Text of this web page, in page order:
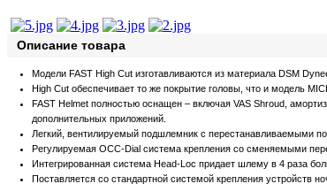
Описание товара
Модели FAST High Cut изготавливаются из материала DSM
High Cut обеспечивает то же покрытие головы, что и модель
FAST Helmet полностью оснащен – включая VAS Shroud,
дополнительных приложений.
Легкий, вентилируемый подшлемник с перестанавливаемыми
Регулируемая OCC-Dial система крепления со сменяемыми
Интегрированная система Head-Loc придает шлему в 4 раза
Поставляется со стандартной системой крепления устройств